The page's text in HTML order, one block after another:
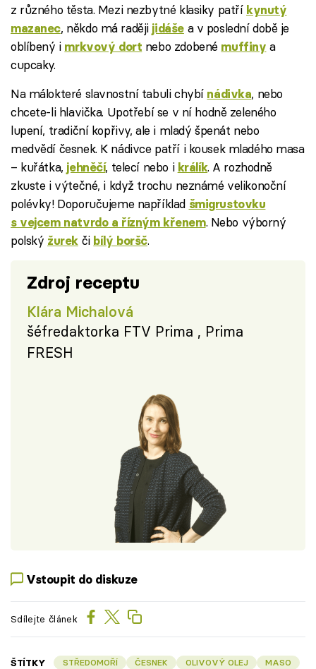
z různého těsta. Mezi nezbytné klasiky patří kynutý
mazanec, někdo má raději jidášea v poslední době je
oblíbený i mrkvový dort nebo zdobené muffiny a
cupcaky.
Na málokteré slavnostní tabuli chybí nádivka, nebo
chcete-li hlavička. Upotřebí se v ní hodně zeleného
lupení, tradiční kopřivy, ale i mladý špenát nebo
medvědí česnek. K nádivce patří i kousek mladého masa
– kuřátka, jehněčí, telecí nebo i králík. A rozhodně
zkuste i výtečné, i když trochu neznámé velikonoční
polévky! Doporučujeme například šmigrustovku
s vejcem natvrdo a řízným křenem. Nebo výborný
polský žurek či bílý boršč.
Zdroj receptu
Klára Michalová
šéfredaktorka FTV Prima , Prima
FRESH
Vstoupit do diskuze
Sdílejte článek
ŠTÍTKY STŘEDOMOŘÍ ČESNEK OLIVOVÝ OLEJ
MASO